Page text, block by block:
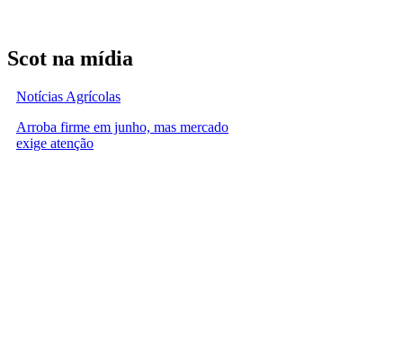
Scot na mídia
Notícias Agrícolas
Arroba firme em junho, mas mercado
exige atenção